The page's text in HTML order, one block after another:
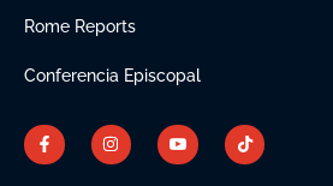
Rome Reports
Conferencia Episcopal